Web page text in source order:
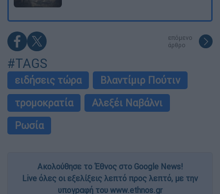
επόμενο
άρθρο
#TAGS
ειδήσεις τώρα
Βλαντίμιρ Πούτιν
τρομοκρατία
Αλεξέι Ναβάλνι
Ρωσία
Ακολούθησε το Έθνος στο Google News!
Live όλες οι εξελίξεις λεπτό προς λεπτό, με την
υπογραφή του www.ethnos.gr